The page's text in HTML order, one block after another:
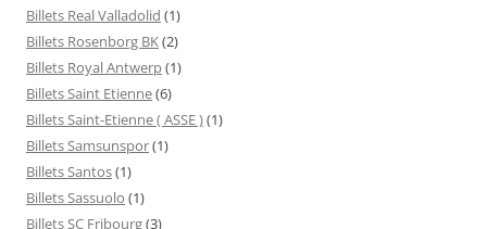
Billets Real Valladolid (1)
Billets Rosenborg BK(2)
Billets Royal Antwerp(1)
Billets Saint Etienne(6)
Billets Saint-Etienne ( ASSE )(1)
Billets Samsunspor(1)
Billets Santos(1)
Billets Sassuolo (1)
Billets SC Fribourg(3)